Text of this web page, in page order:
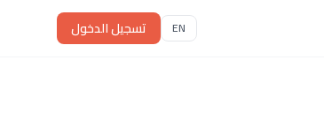
EN تسجيل الدخول